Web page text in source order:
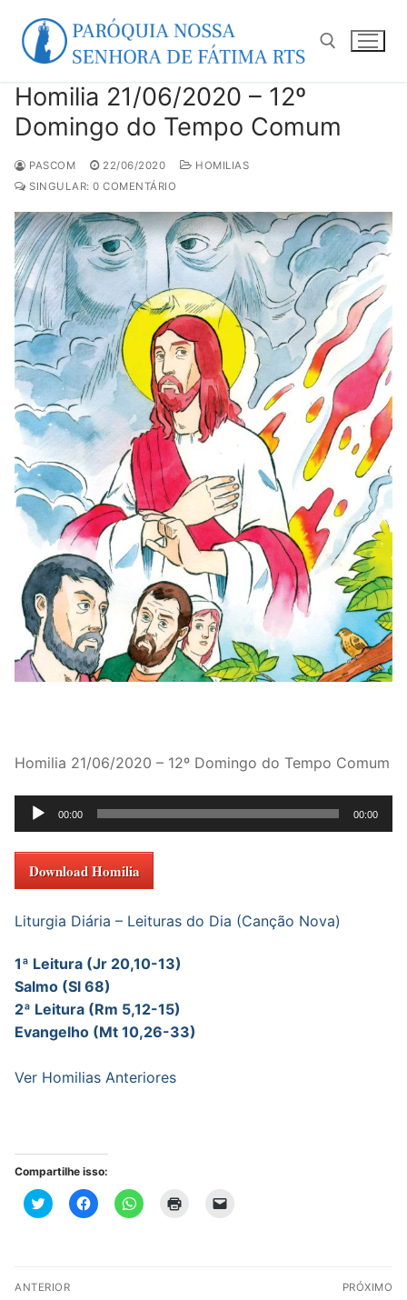
para
Pesquisar por:
Homilia 21/06/2020 – 12º
Domingo do Tempo Comum
PASCOM 22/06/2020
HOMILIAS
SINGULAR: 0 COMENTÁRIO
Homilia 21/06/2020 – 12º Domingo do Tempo Comum
Tocador
de
áudio
00:00 00:00
Download Homilia
Liturgia Diária – Leituras do Dia (Canção Nova)
1ª Leitura (Jr 20,10-13)
Salmo (Sl 68)
2ª Leitura (Rm 5,12-15)
Evangelho (Mt 10,26-33)
Ver Homilias Anteriores
Compartilhe isso:
Clique
para
janela)
Clique
para
Clique
para
Clique
Navegação
ANTERIOR PRÓXIMO